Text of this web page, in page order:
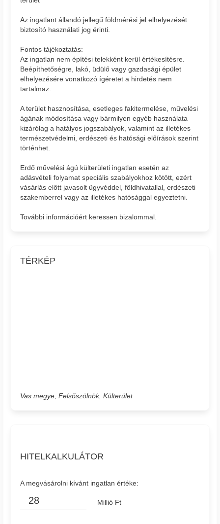
Az ingatlant állandó jellegű földmérési jel elhelyezését
biztosító használati jog érinti.
Fontos tájékoztatás:
Az ingatlan nem építési telekként kerül értékesítésre.
Beépíthetőségre, lakó, üdülő vagy gazdasági épület
elhelyezésére vonatkozó ígéretet a hirdetés nem
tartalmaz.
A terület hasznosítása, esetleges fakitermelése, művelési
ágának módosítása vagy bármilyen egyéb használata
kizárólag a hatályos jogszabályok, valamint az illetékes
természetvédelmi, erdészeti és hatósági előírások szerint
történhet.
Erdő művelési ágú külterületi ingatlan esetén az
adásvételi folyamat speciális szabályokhoz kötött, ezért
vásárlás előtt javasolt ügyvéddel, földhivatallal, erdészeti
szakemberrel vagy az illetékes hatósággal egyeztetni.
További információért keressen bizalommal.
TÉRKÉP
Vas megye, Felsőszölnök, Külterület
HITELKALKULÁTOR
A megvásárolni kívánt ingatlan értéke:
Millió Ft